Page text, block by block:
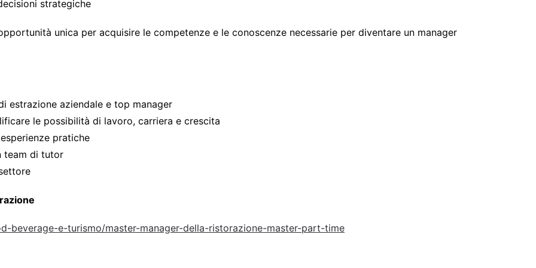
strategiche
unica per acquisire le competenze e le conoscenze necessarie per diventare un manager
estrazione aziendale e top manager
le possibilità di lavoro, carriera e crescita
pratiche
team di tutor
beverage-e-turismo/master-manager-della-ristorazione-master-part-time